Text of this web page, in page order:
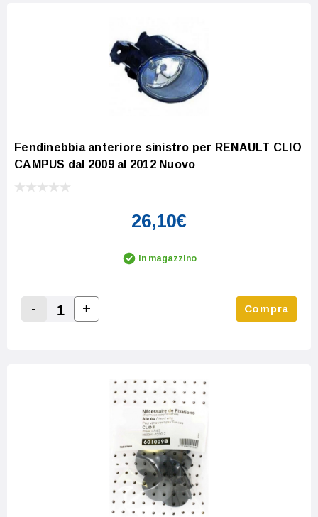
Fendinebbia anteriore sinistro per RENAULT CLIO
CAMPUS dal 2009 al 2012 Nuovo
26,10€
In magazzino
Decrease Quantity:
-
Increase Quantity:
+ Compra